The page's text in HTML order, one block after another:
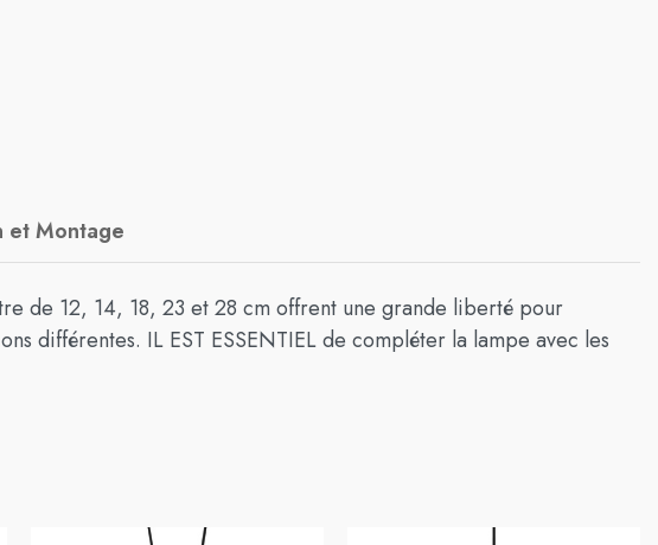
et Montage
de 12, 14, 18, 23 et 28 cm offrent une grande liberté pour
différentes. IL EST ESSENTIEL de compléter la lampe avec les